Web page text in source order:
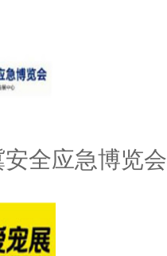
安全应急博览会